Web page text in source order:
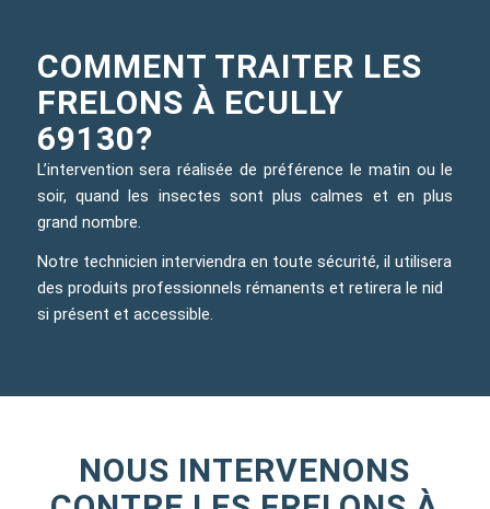
COMMENT TRAITER LES
FRELONS À ECULLY
69130?
L’intervention sera réalisée de préférence le matin ou le
soir, quand les insectes sont plus calmes et en plus
grand nombre.
Notre technicien interviendra en toute sécurité, il utilisera
des produits professionnels rémanents et retirera le nid
si présent et accessible.
NOUS INTERVENONS